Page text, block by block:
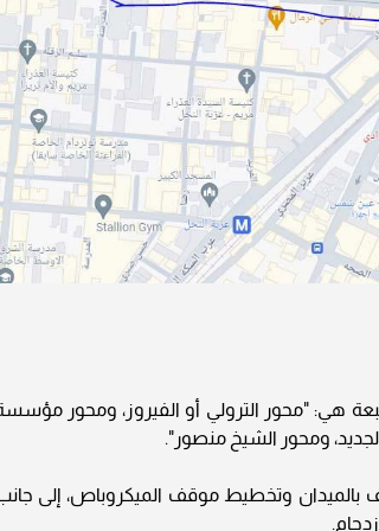
البالغ مساحته 28 كم، والمحاور السبعة هي: "محور الترولي أو الفيروز، ومحور
ومحور الشيخ منصور".
بالميدان وتخطيط موقف الميكروباص، إلى